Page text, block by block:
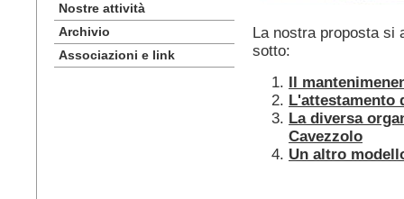
Nostre attività
Archivio
Associazioni e link
La nostra proposta si
sotto:
Il
L'attestamento
La diversa
Cavezzolo
Un altro